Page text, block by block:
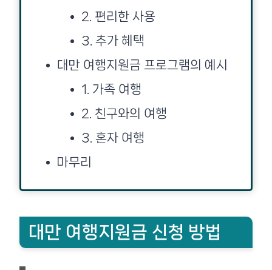
2. 편리한 사용
3. 추가 혜택
대만 여행지원금 프로그램의 예시
1. 가족 여행
2. 친구와의 여행
3. 혼자 여행
마무리
대만 여행지원금 신청 방법